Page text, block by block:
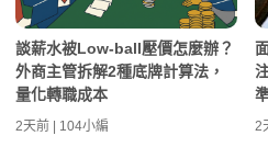
談薪水被Low-ball壓價怎麼辦？
外商主管拆解2種底牌計算法，
量化轉職成本
2天前 | 104小編 2